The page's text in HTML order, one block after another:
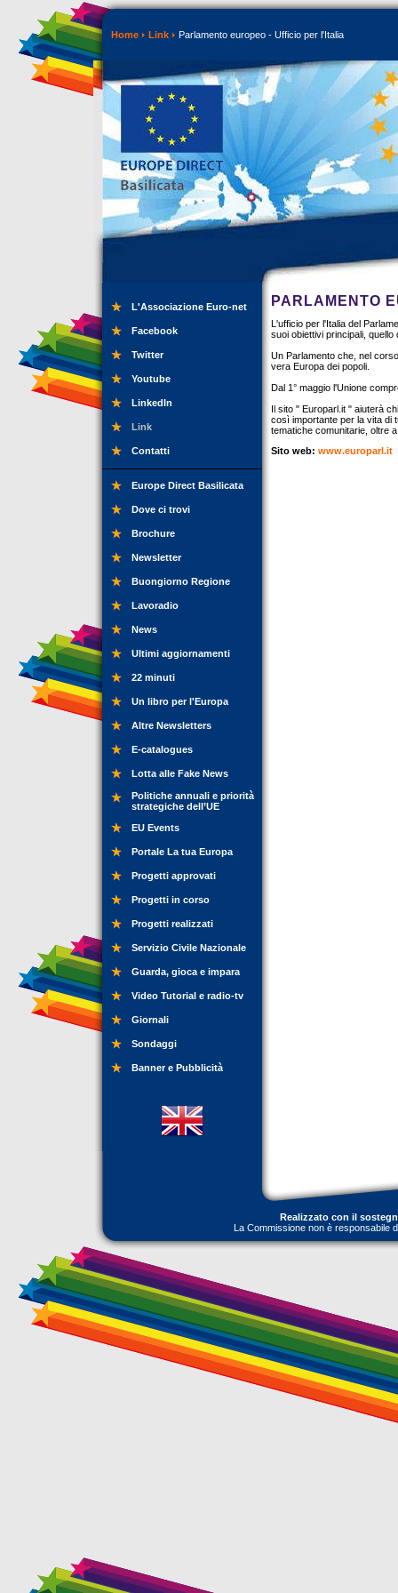
Home Link Parlamento europeo - Ufficio per l'Italia
L'Associazione Euro-net
Facebook
Twitter
Youtube
LinkedIn
Link
Contatti
Europe Direct Basilicata
Dove ci trovi
Brochure
Newsletter
Buongiorno Regione
Lavoradio
News
Ultimi aggiornamenti
22 minuti
Un libro per l'Europa
Altre Newsletters
E-catalogues
Lotta alle Fake News
Politiche annuali e priorità
strategiche dell’UE
EU Events
Portale La tua Europa
Progetti approvati
Progetti in corso
Progetti realizzati
Servizio Civile Nazionale
Guarda, gioca e impara
Video Tutorial e radio-tv
Giornali
Sondaggi
Banner e Pubblicità
PARLAMENTO
L'ufficio per l'Italia del
suoi obiettivi principali,
Un Parlamento che, nel
vera Europa dei popoli.
Dal 1° maggio l'Unione
Il sito " Europarl.it " aiuterà
così importante per la vita di
tematiche comunitarie, oltre
Sito web: www.europarl.it
Realizzato con il
La Commissione non è responsabile